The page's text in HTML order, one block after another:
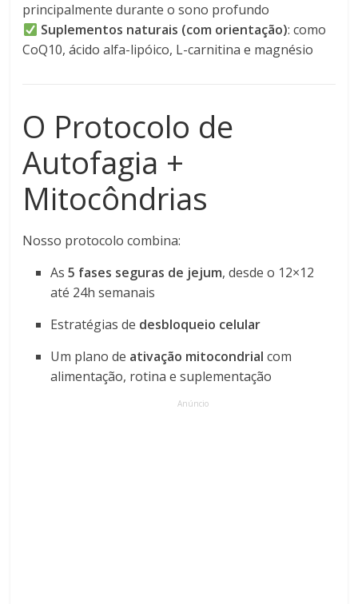
principalmente durante o sono profundo
Suplementos naturais (com orientação): como
CoQ10, ácido alfa-lipóico, L-carnitina e magnésio
O Protocolo de
Autofagia +
Mitocôndrias
Nosso protocolo combina:
As5 fases seguras de jejum, desde o 12×12
até 24h semanais
Estratégias de desbloqueio celular
Um plano de ativação mitocondrial com
alimentação, rotina e suplementação
Anúncio